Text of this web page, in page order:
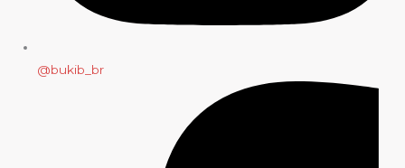
@bukib_br